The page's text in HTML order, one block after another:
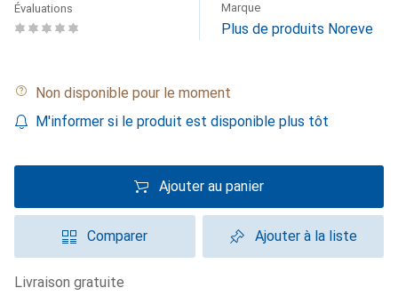
Évaluations Marque
Plus de produits Noreve
Non disponible pour le moment
M'informer si le produit est disponible plus tôt
Ajouter au panier
Comparer Ajouter à la liste
livraison gratuite